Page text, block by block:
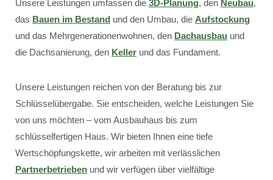
Unsere Leistungen umfassen die 3D-Planung, den Neubau,
das Bauen im Bestand und den Umbau, die Aufstockung
und das Mehrgenerationenwohnen, den Dachausbau und
die Dachsanierung, den Keller und das Fundament.
Unsere Leistungen reichen von der Beratung bis zur
Schlüsselübergabe. Sie entscheiden, welche Leistungen Sie
von uns möchten – vom Ausbauhaus bis zum
schlüsselfertigen Haus. Wir bieten Ihnen eine tiefe
Wertschöpfungskette, wir arbeiten mit verlässlichen
Partnerbetrieben und wir verfügen über vielfältige